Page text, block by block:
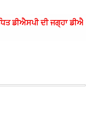
ਡੀਐਸਪੀ ਦੀ ਜਗ੍ਹਾ
ਦੇ ਪਿੰਡ ਧਰਨੇ ਸੰਬੰਧੀ